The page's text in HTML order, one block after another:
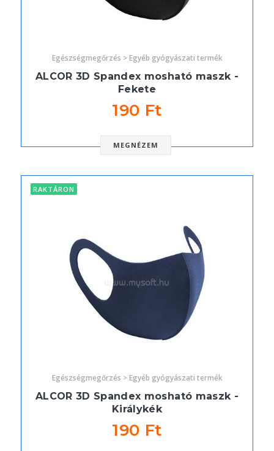
Egészségmegőrzés > Egyéb gyógyászati termék
ALCOR 3D Spandex mosható maszk -
Fekete
190 Ft
MEGNÉZEM
RAKTÁRON
Egészségmegőrzés > Egyéb gyógyászati termék
ALCOR 3D Spandex mosható maszk -
Királykék
190 Ft